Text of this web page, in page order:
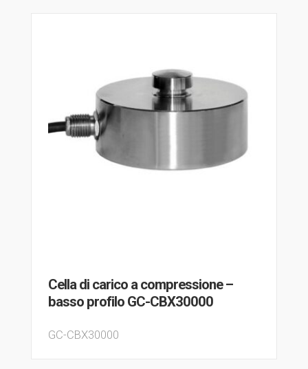
Cella di carico a compressione –
basso profilo GC-CBX30000
GC-CBX30000